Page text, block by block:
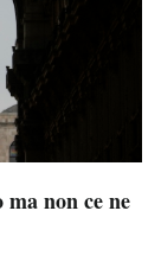
non ce ne